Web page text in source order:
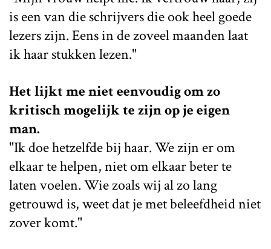
is een van die schrijvers die ook heel goede
lezers zijn. Eens in de zoveel maanden laat
ik haar stukken lezen."
Het lijkt me niet eenvoudig om zo
kritisch mogelijk te zijn op je eigen
man.
"Ik doe hetzelfde bij haar. We zijn er om
elkaar te helpen, niet om elkaar beter te
laten voelen. Wie zoals wij al zo lang
getrouwd is, weet dat je met beleefdheid niet
zover komt."